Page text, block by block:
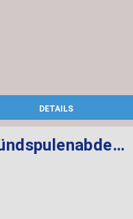
DETAILS
Zündspulenabdeckung